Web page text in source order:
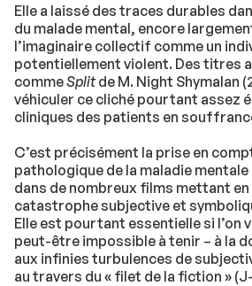
Elle a laissé des traces durables
du malade mental, encore
l’imaginaire collectif comme un
potentiellement violent. Des titres
commeSplitde M. Night Shymalan
véhiculer ce cliché pourtant assez
cliniques des patients en
C’est précisément la prise en
pathologique de la maladie
dans de nombreux films mettant en
catastrophe subjective et
Elle est pourtant essentielle si l’on
peut-être impossible à tenir – à la
aux infinies turbulences de
au travers du « filet de la fiction »